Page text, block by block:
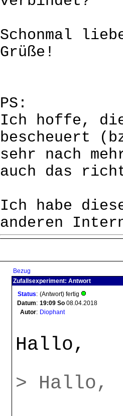
Schonmal
Grüße!
PS:
Ich hoffe,
bescheuert
sehr nach
auch das
Ich habe
anderen
Bezug
Zufallsexperiment: Antwort
Status: (Antwort) fertig
Datum: 19:09 So 08.04.2018
Autor: Diophant
Hallo,
> Hallo,